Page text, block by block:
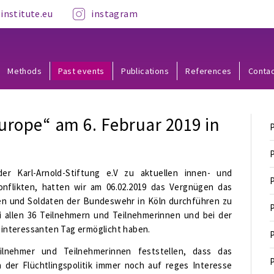
instagram
Methods Past events Publications References
am 6. Februar 2019 in
Karl-Arnold-Stiftung e.V zu aktuellen innen- und
hatten wir am 06.02.2019 das Vergnügen das
und Soldaten der Bundeswehr in Köln durchführen zu
36 Teilnehmern und Teilnehmerinnen und bei der
Tag ermöglicht haben.
und Teilnehmerinnen feststellen, dass das
Flüchtlingspolitik immer noch auf reges Interesse